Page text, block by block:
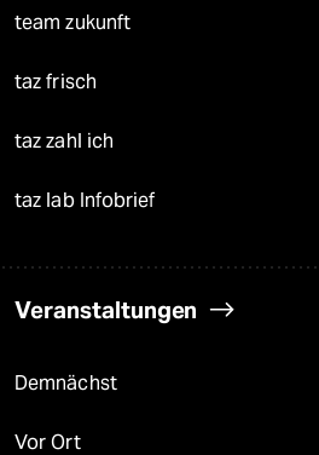
team zukunft
taz frisch
taz zahl ich
taz lab Infobrief
Veranstaltungen
Demnächst
Vor Ort